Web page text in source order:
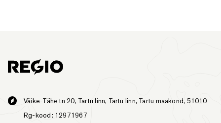
Väike-Tähe tn 20, Tartu linn, Tartu linn, Tartu maakond, 51010
Rg-kood: 12971967